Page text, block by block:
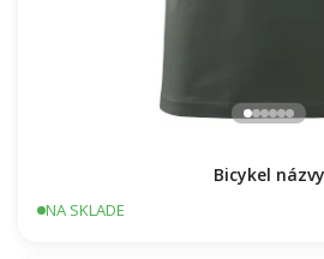
Bicykel názvy
NA SKLADE